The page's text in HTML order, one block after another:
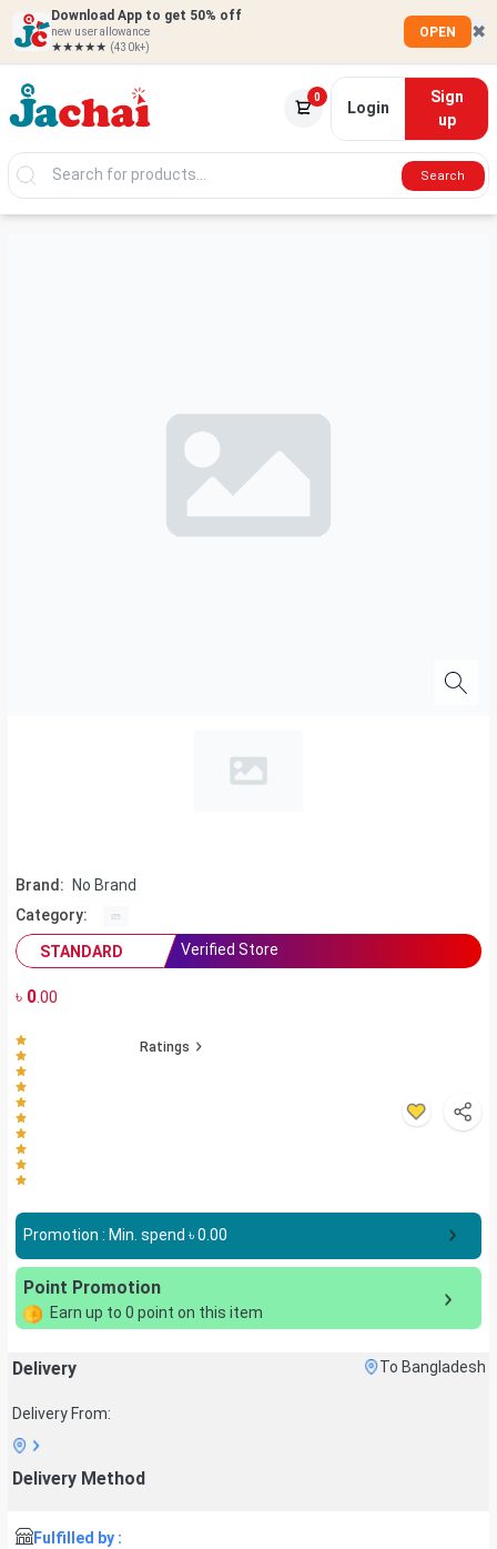
Download App to get 50% off
new user allowance
★★★★★ (430k+)
OPEN ✖
0
Login
Sign
up
Search
Brand:
No Brand
Category:
STANDARD
Verified Store
৳ 0.00
Ratings
Promotion : Min. spend ৳0.00
Point Promotion
Earn up to 0 point on this item
Delivery To Bangladesh
Delivery From:
Delivery Method
Fulfilled by :